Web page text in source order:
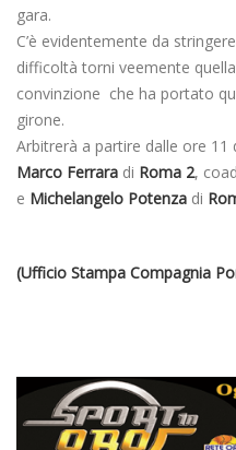
gara.
C’è evidentemente da
difficoltà torni veemente
convinzione che ha portato
girone.
Arbitrerà a partire dalle ore 11
Marco Ferrara di Roma 2,
e Michelangelo Potenza di
(Ufficio Stampa Compagnia